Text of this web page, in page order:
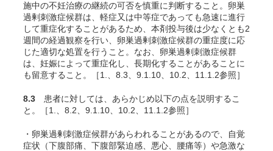
施中の不妊治療の継続の可否を慎重に判断すること。卵巣
過剰刺激症候群は、軽症又は中等症であっても急速に進行
して重症化することがあるため、本剤投与後は少なくとも2
週間の経過観察を行い、卵巣過剰刺激症候群の重症度に応
じた適切な処置を行うこと。なお、卵巣過剰刺激症候群
は、妊娠によって重症化し、長期化することがあることに
も留意すること。［1.、8.3、9.1.10、10.2、11.1.2参照］
8.3 患者に対しては、あらかじめ以下の点を説明するこ
と。［1.、8.2、9.1.10、10.2、11.1.2参照］
・卵巣過剰刺激症候群があらわれることがあるので、自覚
症状（下腹部痛、下腹部緊迫感、悪心、腰痛等）や急激な